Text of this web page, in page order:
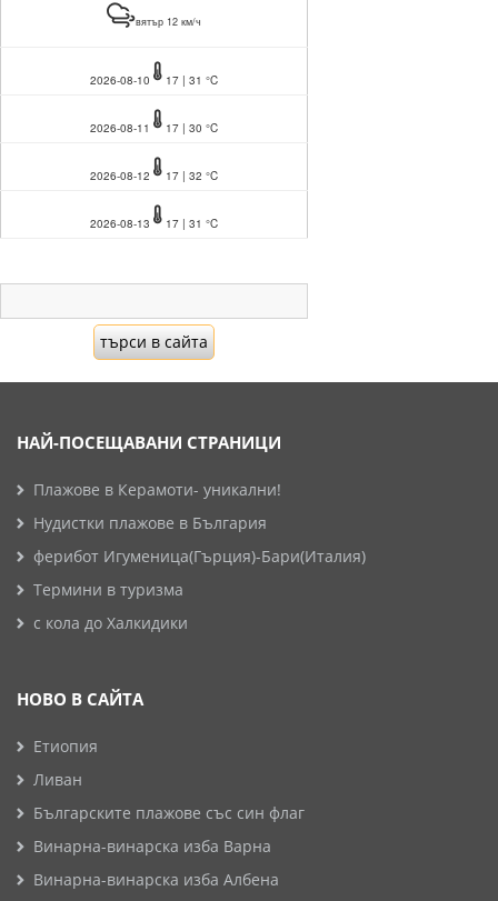
вятър 12 км/ч
2026-08-10 17 | 31 °C
2026-08-11 17 | 30 °C
2026-08-12 17 | 32 °C
2026-08-13 17 | 31 °C
НАЙ-ПОСЕЩАВАНИ СТРАНИЦИ
Плажове в Керамоти- уникални!
Нудистки плажове в България
ферибот Игуменица(Гърция)-Бари(Италия)
Термини в туризма
с кола до Халкидики
НОВО В САЙТА
Етиопия
Ливан
Българските плажове със син флаг
Винарна-винарска изба Варна
Винарна-винарска изба Албена